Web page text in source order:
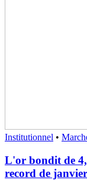
Institutionnel •
L'or bondit de
record de janvier